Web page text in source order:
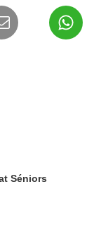
Séniors